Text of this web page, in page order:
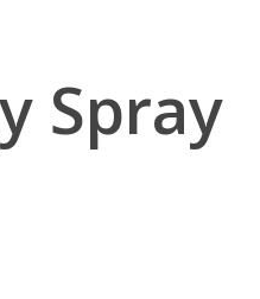
Spray